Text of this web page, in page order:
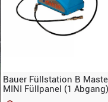
Bauer Füllstation B
MINI Füllpanel (1 Abgang)